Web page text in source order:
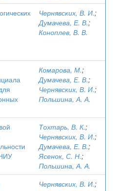
Чернявских, В. И.;
Думачева, Е. В.;
Коноплев, В. В.
Комарова, М.;
Думачева, Е. В.;
Чернявских, В. И.;
Польшина, А. А.
Тохтарь, В. К.;
Чернявских, В. И.;
Думачева, Е. В.;
Ясенок, С. Н.;
Польшина, А. А.
Чернявских, В. И.;